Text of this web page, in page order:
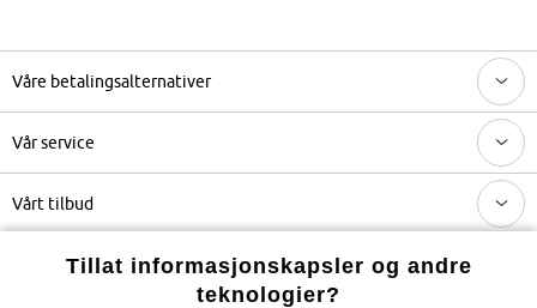
Våre betalingsalternativer
Vår service
Vårt tilbud
SelskapetTillat informasjonskapsler og andre
teknologier?